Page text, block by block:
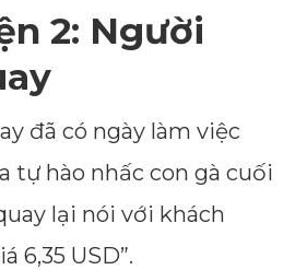
2: Người
đã có ngày làm việc
tự hào nhấc con gà cuối
lại nói với khách
6,35 USD”.